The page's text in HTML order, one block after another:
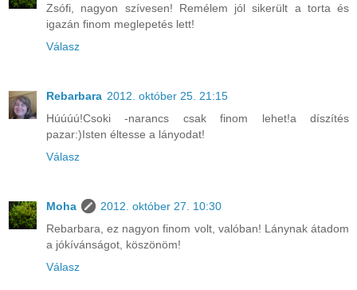
Zsófi, nagyon szívesen! Remélem jól sikerült a torta és
igazán finom meglepetés lett!
Válasz
Rebarbara 2012. október 25. 21:15
Húúúú!Csoki -narancs csak finom lehet!a díszítés
pazar:)Isten éltesse a lányodat!
Válasz
Moha
2012. október 27. 10:30
Rebarbara, ez nagyon finom volt, valóban! Lánynak átadom
a jókívánságot, köszönöm!
Válasz